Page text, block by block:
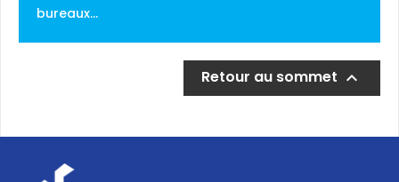
bureaux...
Retour au sommet 